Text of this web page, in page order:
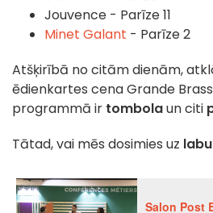
Jouvence - Parīze 11
Minet Galant - Parīze 2
Atšķirībā no citām dienām,
ēdienkartes cena Grande
programmā ir tombolaun citi
Tātad, vai mēs dosimies uz